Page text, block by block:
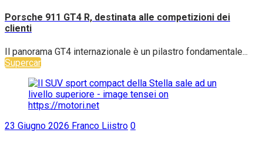
Porsche 911 GT4 R, destinata alle competizioni dei
clienti
Il panorama GT4 internazionale è un pilastro fondamentale...
Supercar
23 Giugno 2026 Franco Liistro 0